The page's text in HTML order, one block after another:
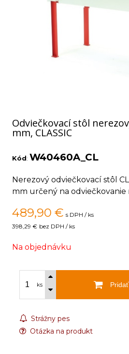
Odviečkovací stôl
mm, CLASSIC
Kód: W40460A_CL
Nerezový odviečkovací stôl
mm určený na odviečkovanie
489,90 € s DPH / ks
398,29 € bez DPH / ks
Na objednávku
ks
Strážny pes
Otázka na produkt